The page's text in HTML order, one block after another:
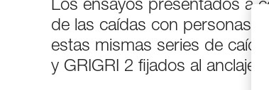
Los ensayos presentados a
de las caídas con personas
estas mismas series de
y GRIGRI 2 fijados al anclaje.